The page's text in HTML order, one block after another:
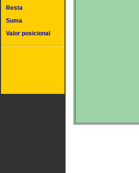
Resta
Suma
Valor posicional